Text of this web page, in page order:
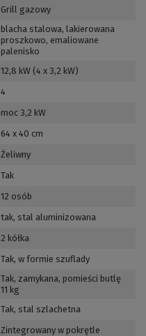
Grill gazowy
blacha stalowa, lakierowana
proszkowo, emaliowane
palenisko
12,8 kW (4 x 3,2 kW)
4
moc 3,2 kW
64 x 40 cm
Żeliwny
Tak
12 osób
tak, stal aluminizowana
2 kółka
Tak, w formie szuflady
Tak, zamykana, pomieści butlę
11 kg
Tak, stal szlachetna
Zintegrowany w pokrętle